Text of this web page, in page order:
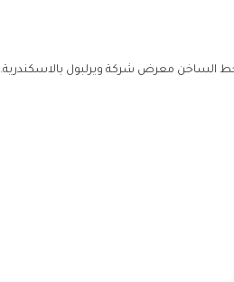
الساخن معرض شركة ويرلبول بالاسكندرية.